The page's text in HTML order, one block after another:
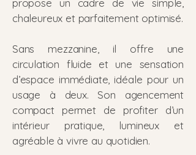
propose un cadre de vie simple,
chaleureux et parfaitement optimisé.
Sans mezzanine, il offre une
circulation fluide et une sensation
d’espace immédiate, idéale pour un
usage à deux. Son agencement
compact permet de profiter d’un
intérieur pratique, lumineux et
agréable à vivre au quotidien.